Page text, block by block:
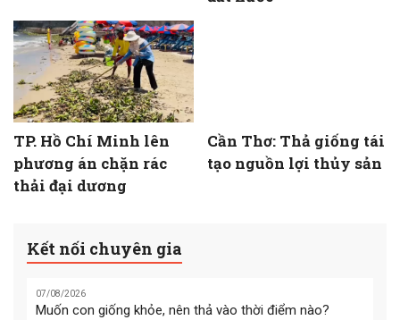
TP. Hồ Chí Minh lên
phương án chặn rác
thải đại dương
Cần Thơ: Thả giống tái
tạo nguồn lợi thủy sản
Kết nối chuyên gia
07/08/2026
Muốn con giống khỏe, nên thả vào thời điểm nào?